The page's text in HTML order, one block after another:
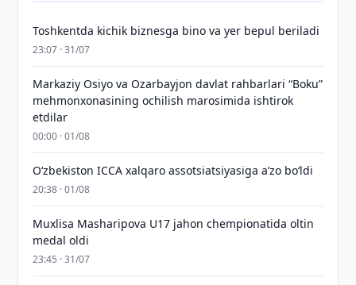
Toshkentda kichik biznesga bino va yer bepul beriladi
23:07 · 31/07
Markaziy Osiyo va Ozarbayjon davlat rahbarlari “Boku”
mehmonxonasining ochilish marosimida ishtirok
etdilar
00:00 · 01/08
O‘zbekiston ICCA xalqaro assotsiatsiyasiga aʼzo bo‘ldi
20:38 · 01/08
Muxlisa Masharipova U17 jahon chempionatida oltin
medal oldi
23:45 · 31/07